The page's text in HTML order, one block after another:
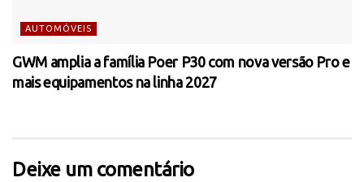
AUTOMÓVEIS
GWM amplia a família Poer P30 com nova versão Pro e
mais equipamentos na linha 2027
Deixe um comentário